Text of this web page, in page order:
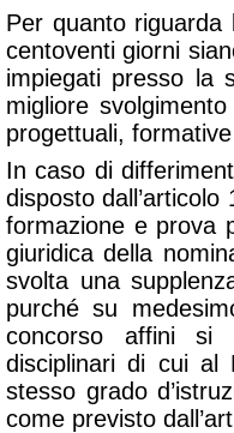
Per quanto riguarda
centoventi giorni
impiegati presso la
migliore
progettuali,
In caso di
disposto
formazione e prova
giuridica della
svolta una
purché su
concorso affini si
disciplinari di cui al
stesso grado
come previsto